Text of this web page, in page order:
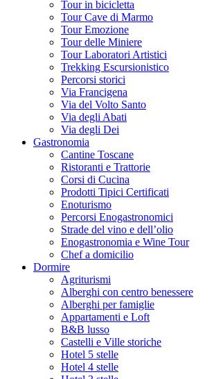
Tour in bicicletta
Tour Cave di Marmo
Tour Emozione
Tour delle Miniere
Tour Laboratori Artistici
Trekking Escursionistico
Percorsi storici
Via Francigena
Via del Volto Santo
Via degli Abati
Via degli Dei
Gastronomia
Cantine Toscane
Ristoranti e Trattorie
Corsi di Cucina
Prodotti Tipici Certificati
Enoturismo
Percorsi Enogastronomici
Strade del vino e dell’olio
Enogastronomia e Wine Tour
Chef a domicilio
Dormire
Agriturismi
Alberghi con centro benessere
Alberghi per famiglie
Appartamenti e Loft
B&B lusso
Castelli e Ville storiche
Hotel 5 stelle
Hotel 4 stelle